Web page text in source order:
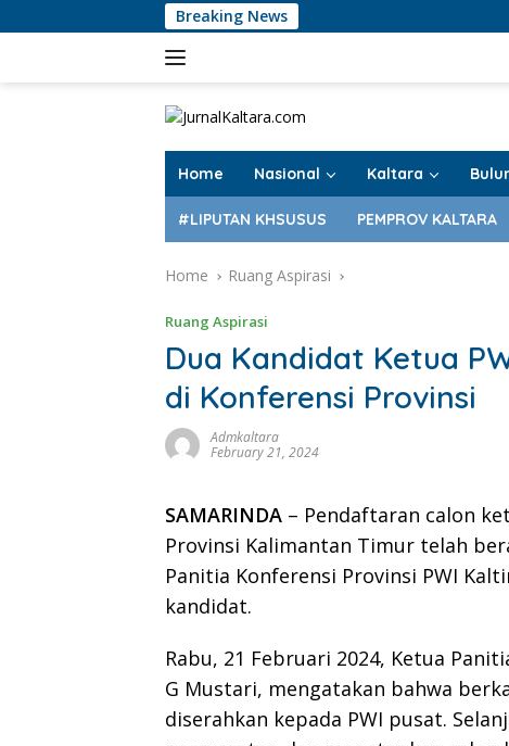
to
Breaking News PT
Home Nasional Kaltara
#LIPUTAN KHSUSUS PEMPROV KALTARA
Home Ruang Aspirasi
Ruang Aspirasi
Dua Kandidat Ketua
di Konferensi Provinsi
Admkaltara
February 21, 2024
SAMARINDA – Pendaftaran calon
Provinsi Kalimantan Timur telah
Panitia Konferensi Provinsi PWI
kandidat.
Rabu, 21 Februari 2024, Ketua
G Mustari, mengatakan bahwa
diserahkan kepada PWI pusat.